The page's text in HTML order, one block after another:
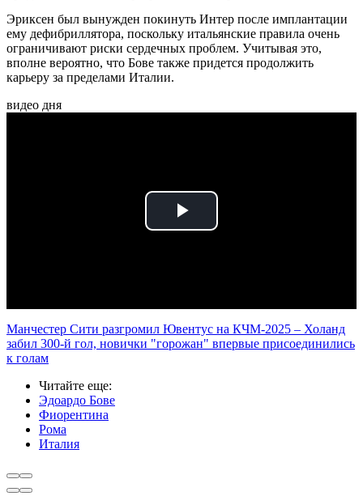
Эриксен был вынужден покинуть Интер после имплантации
ему дефибриллятора, поскольку итальянские правила очень
ограничивают риски сердечных проблем. Учитывая это,
вполне вероятно, что Бове также придется продолжить
карьеру за пределами Италии.
видео дня
Play
Манчестер Сити разгромил Ювентус на КЧМ-2025 – Холанд
забил 300-й гол, новички "горожан" впервые присоединились
к голам
Читайте еще:
Эдоардо Бове
Фиорентина
Рома
Италия